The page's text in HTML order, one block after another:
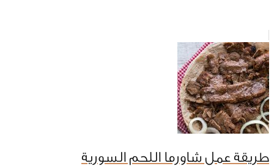
طريقة عمل شاورما اللحم السورية